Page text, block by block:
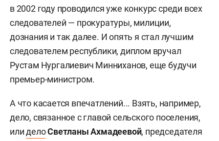
в 2002 году проводился уже конкурс среди всех
следователей — прокуратуры, милиции,
дознания и так далее. И опять я стал лучшим
следователем республики, диплом вручал
Рустам Нургалиевич Минниханов, еще будучи
премьер-министром.
А что касается впечатлений... Взять, например,
дело, связанное с главой сельского поселения,
илиделоСветланы Ахмадеевой, председателя